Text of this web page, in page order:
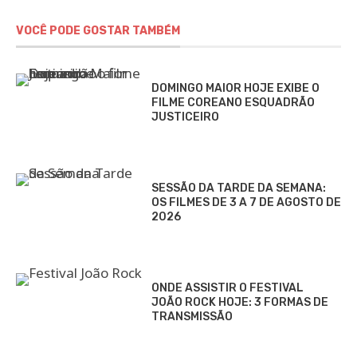
VOCÊ PODE GOSTAR TAMBÉM
DOMINGO MAIOR HOJE EXIBE O
FILME COREANO ESQUADRÃO
JUSTICEIRO
SESSÃO DA TARDE DA SEMANA:
OS FILMES DE 3 A 7 DE AGOSTO DE
2026
ONDE ASSISTIR O FESTIVAL
JOÃO ROCK HOJE: 3 FORMAS DE
TRANSMISSÃO